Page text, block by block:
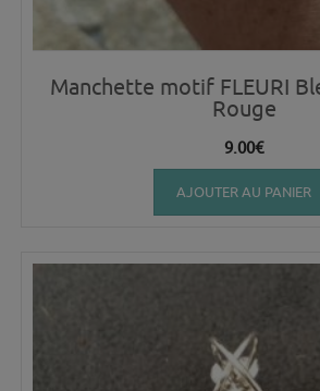
Manchette motif FLEURI
Rouge
9.00€
AJOUTER AU PANIER